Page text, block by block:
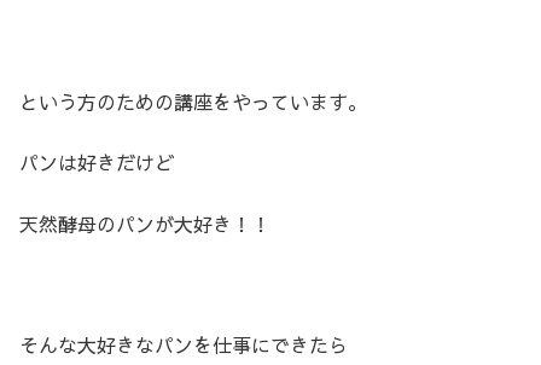
という方のための講座をやっています。
パンは好きだけど
天然酵母のパンが大好き！！
そんな大好きなパンを仕事にできたら